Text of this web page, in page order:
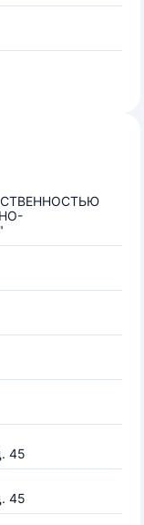
45
45